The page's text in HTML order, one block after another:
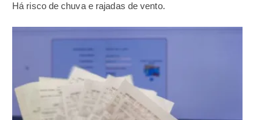
Há risco de chuva e rajadas de vento.